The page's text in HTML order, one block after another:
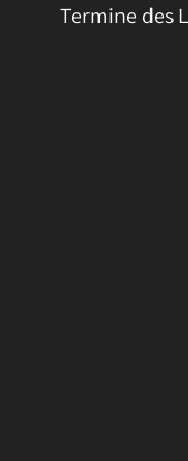
Termine des